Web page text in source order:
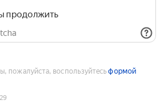
продолжить
пожалуйста, воспользуйтесьформой